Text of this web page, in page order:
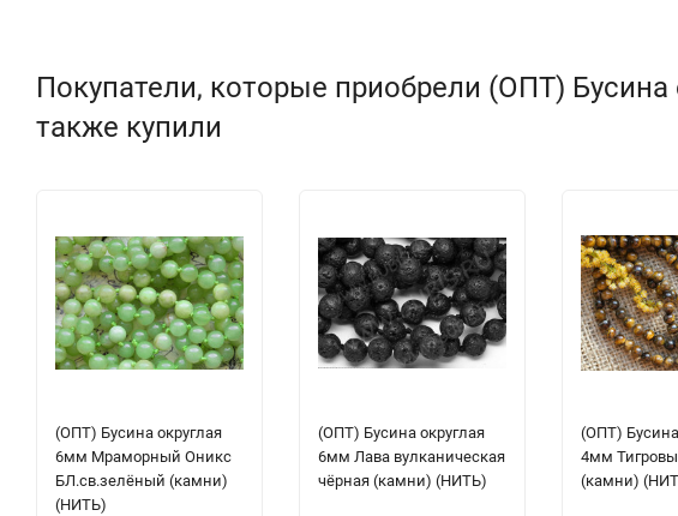
Покупатели, которые приобрели (ОПТ)
также купили
(ОПТ) Бусина округлая
6мм Мраморный Оникс
БЛ.св.зелёный (камни)
(НИТЬ)
(ОПТ) Бусина округлая
6мм Лава вулканическая
чёрная (камни) (НИТЬ)
(ОПТ) Бусина
4мм
(камни)